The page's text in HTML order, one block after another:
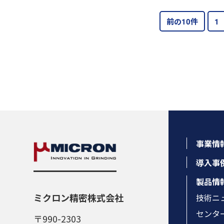
前の10件 1
ミクロン精密株式会社
〒990-2303
事業情
導入事
製品情
技術ニ
センタ